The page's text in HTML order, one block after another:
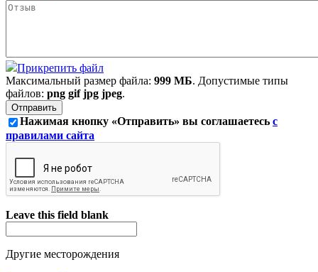
Прикрепить файл
Максимальный размер файла: 999 МБ. Допустимые типы
файлов: png gif jpg jpeg.
Нажимая кнопку «Отправить» вы соглашаетесь с
правилами сайта
Leave this field blank
Другие месторождения